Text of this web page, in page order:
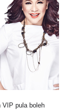
VIP pula boleh